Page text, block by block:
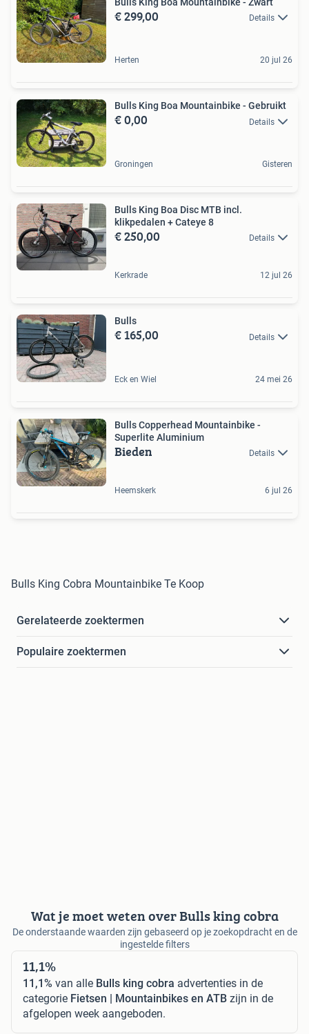
€ 299,00 Details
Herten 20 jul 26
Bulls King Boa Mountainbike - Gebruikt
€ 0,00 Details
Groningen Gisteren
Bulls King Boa Disc MTB incl.
klikpedalen + Cateye 8
€ 250,00 Details
Kerkrade 12 jul 26
Bulls
€ 165,00 Details
Eck en Wiel 24 mei 26
Bulls Copperhead Mountainbike -
Superlite Aluminium
Bieden Details
Heemskerk 6 jul 26
Bulls King Cobra Mountainbike Te Koop
Gerelateerde zoektermen
Populaire zoektermen
Wat je moet weten over Bulls king cobra
De onderstaande waarden zijn gebaseerd op je zoekopdracht en de
ingestelde filters
11,1%
11,1% van alle Bulls king cobra advertenties in de
categorie Fietsen | Mountainbikes en ATB zijn in de
afgelopen week aangeboden.